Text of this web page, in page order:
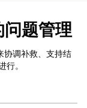
题管理
协调补救、支持结
。